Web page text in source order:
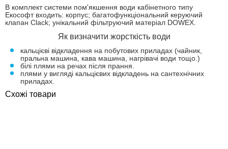
В комплект системи пом'якшення води кабінетного типу
Екософт входить: корпус; багатофункціональний керуючий
клапан Clack; унікальний фільтруючий матеріал DOWEX.
Як визначити жорсткість води
кальцієві відкладення на побутових приладах (чайник,
пральна машина, кава машина, нагрівачі води тощо.)
білі плями на речах після прання.
плями у вигляді кальцієвих відкладень на сантехнічних
приладах.
Схожі товари